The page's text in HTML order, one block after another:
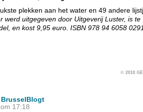
plekken aan het water en 49 andere
werd uitgegeven door Uitgeverij Luster, is te
en kost 9,95 euro. ISBN 978 94 6058
© 2010
BrusselBlogt
17:18